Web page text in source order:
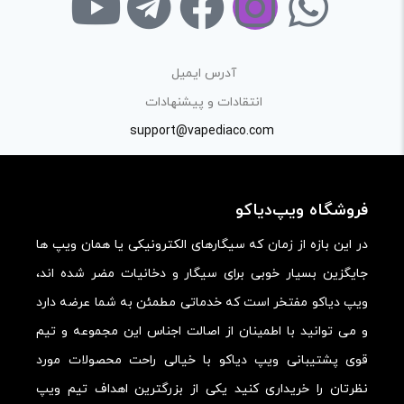
راهنمایی در این بخش خودداری کرده و سوالات خود را در بخش
آدرس ایمیل
انتقادات و پیشنهادات
support@vapediaco.com
فروشگاه ویپ‌دیاکو
در این بازه از زمان که سیگارهای الکترونیکی یا همان ویپ ها
جایگزین بسیار خوبی برای سیگار و دخانیات مضر شده اند،
ویپ دیاکو مفتخر است که خدماتی مطمئن به شما عرضه دارد
و می توانید با اطمینان از اصالت اجناس این مجموعه و تیم
قوی پشتیبانی ویپ دیاکو با خیالی راحت محصولات مورد
نظرتان را خریداری کنید یکی از بزرگترین اهداف تیم ویپ